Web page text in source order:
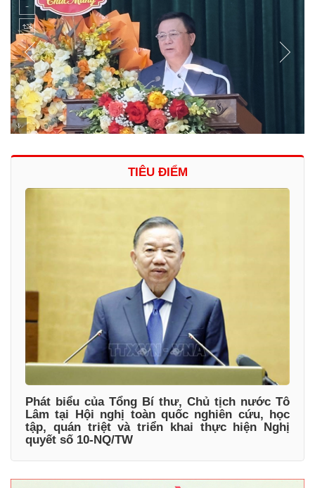
TIÊU ĐIỂM
Phát biểu của Tổng Bí thư, Chủ tịch nước Tô
Lâm tại Hội nghị toàn quốc nghiên cứu, học
tập, quán triệt và triển khai thực hiện Nghị
quyết số 10-NQ/TW